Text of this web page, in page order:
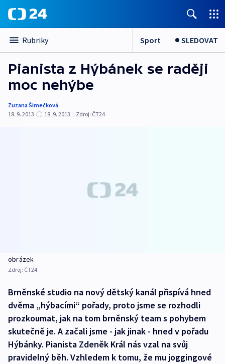
Rubriky Sport SLEDOVAT
Pianista z Hýbánek se raději
moc nehýbe
Zuzana Šimečková
18. 9. 2013
18. 9. 2013 | Zdroj: ČT24
obrázek
Zdroj: ČT24
Brněnské studio na nový dětský kanál přispívá hned
dvěma „hýbacími“ pořady, proto jsme se rozhodli
prozkoumat, jak na tom brněnský team s pohybem
skutečně je. A začali jsme - jak jinak - hned v pořadu
Hýbánky. Pianista Zdeněk Král nás vzal na svůj
pravidelný běh. Vzhledem k tomu, že mu joggingové